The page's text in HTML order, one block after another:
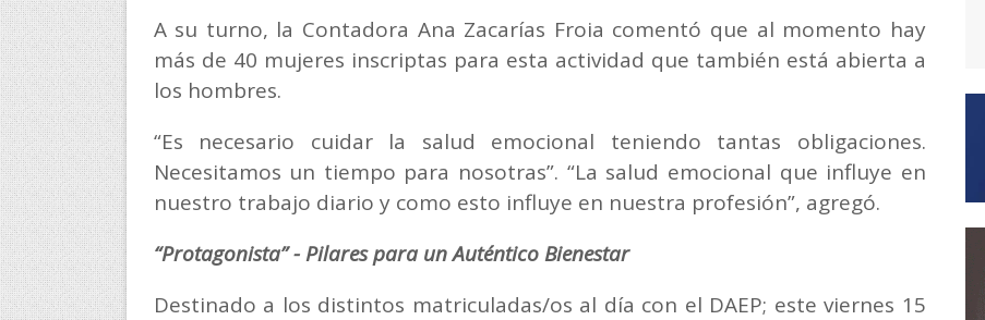
A su turno, la Contadora Ana Zacarías Froia comentó que al momento hay
más de 40 mujeres inscriptas para esta actividad que también está abierta a
los hombres.
“Es necesario cuidar la salud emocional teniendo tantas obligaciones.
Necesitamos un tiempo para nosotras”. “La salud emocional que influye en
nuestro trabajo diario y como esto influye en nuestra profesión”, agregó.
“Protagonista” - Pilares para un Auténtico Bienestar
Destinado a los distintos matriculadas/os al día con el DAEP; este viernes 15